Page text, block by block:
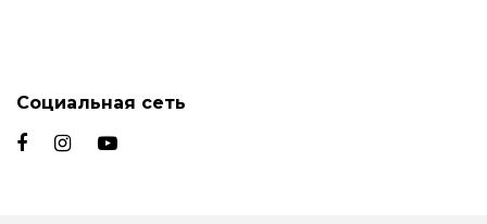
Социальная сеть